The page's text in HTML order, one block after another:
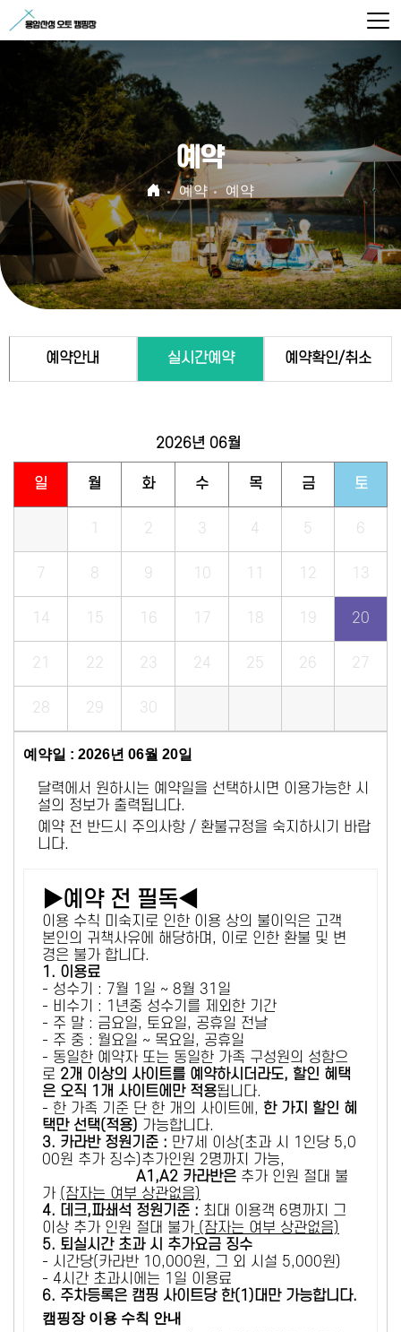
예약
예약 예약
예약안내 실시간예약 예약확인/취소
2026년 06월
일 월 화 수 목 금 토
1 2 3 4 5 6
7 8 9 10 11 12 13
14 15 16 17 18 19 20
21 22 23 24 25 26 27
28 29 30
예약일 : 2026년 06월 20일
달력에서 원하시는 예약일을 선택하시면 이용가능한 시
설의 정보가 출력됩니다.
예약 전 반드시 주의사항 / 환불규정을 숙지하시기 바랍
니다.
▶예약 전 필독◀
이용 수칙 미숙지로 인한 이용 상의 불이익은 고객
본인의 귀책사유에 해당하며, 이로 인한 환불 및 변
경은 불가 합니다.
1. 이용료
- 성수기 : 7월 1일 ~ 8월 31일
- 비수기 : 1년중 성수기를 제외한 기간
- 주 말 : 금요일, 토요일, 공휴일 전날
- 주 중 : 월요일 ~ 목요일, 공휴일
- 동일한 예약자 또는 동일한 가족 구성원의 성함으
로 2개 이상의 사이트를 예약하시더라도, 할인 혜택
은 오직 1개 사이트에만 적용됩니다.
- 한 가족 기준 단 한 개의 사이트에, 한 가지 할인 혜
택만 선택(적용) 가능합니다.
3. 카라반 정원기준 : 만7세 이상(초과 시 1인당 5,0
00원 추가 징수)추가인원 2명까지 가능,
A1,A2 카라반은 추가 인원 절대 불
가 (잠자는 여부 상관없음)
4. 데크,파쇄석 정원기준 : ​최대 이용객 6명까지 그
이상 추가 인원 절대 불가 (잠자는 여부 상관없음)
5. 퇴실시간 초과 시 추가요금 징수
- 시간당(카라반 10,000원, 그 외 시설 5,000원)
- 4시간 초과시에는 1일 이용료
6. 주차등록은 캠핑 사이트당 한(1)대만 가능합니다.
캠핑장 이용 수칙 안내